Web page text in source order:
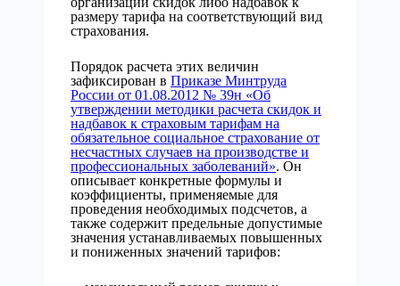
размеру тарифа на соответствующий вид
страхования.
Порядок расчета этих величин
зафиксирован в Приказе Минтруда
России от 01.08.2012 № 39н «Об
утверждении методики расчета скидок и
надбавок к страховым тарифам на
обязательное социальное страхование от
несчастных случаев на производстве и
профессиональных заболеваний». Он
описывает конкретные формулы и
коэффициенты, применяемые для
проведения необходимых подсчетов, а
также содержит предельные допустимые
значения устанавливаемых повышенных
и пониженных значений тарифов: